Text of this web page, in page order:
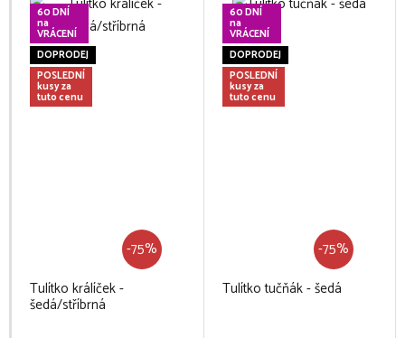
60 DNÍ
na
VRÁCENÍ
DOPRODEJ
POSLEDNÍ
kusy za
tuto cenu
-75%
Tulítko králíček -
šedá/stříbrná
60 DNÍ
na
VRÁCENÍ
DOPRODEJ
POSLEDNÍ
kusy za
tuto cenu
-75%
Tulítko tučňák - šedá